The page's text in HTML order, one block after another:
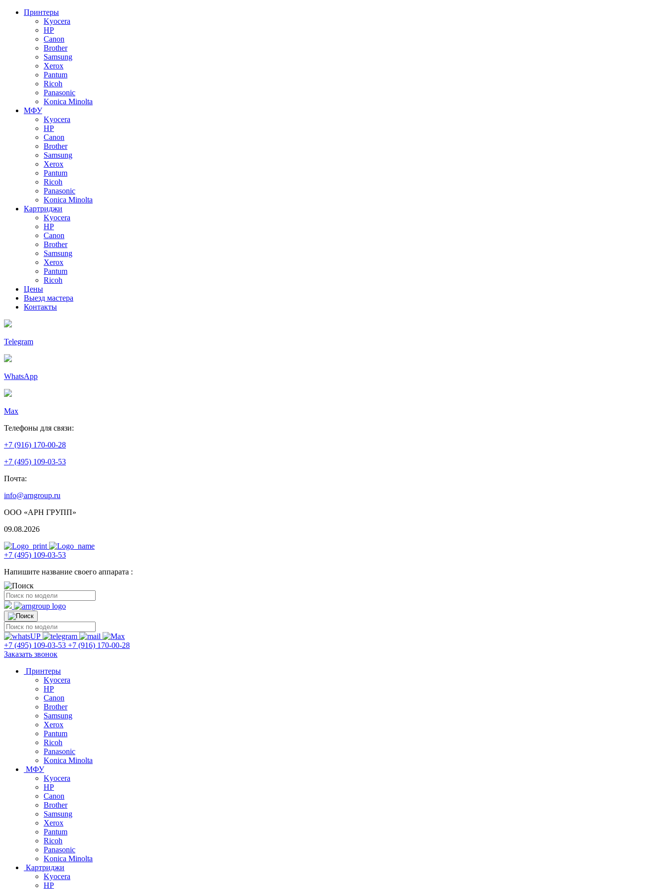
Принтеры
Kyocera
HP
Canon
Brother
Samsung
Xerox
Pantum
Ricoh
Panasonic
Konica Minolta
МФУ
Kyocera
HP
Canon
Brother
Samsung
Xerox
Pantum
Ricoh
Panasonic
Konica Minolta
Картриджи
Kyocera
HP
Canon
Brother
Samsung
Xerox
Pantum
Ricoh
Цены
Выезд мастера
Контакты
Telegram
WhatsApp
Max
Телефоны для связи:
+7 (916) 170-00-28
+7 (495) 109-03-53
Почта:
info@arngroup.ru
ООО «АРН ГРУПП»
09.08.2026
+7 (495) 109-03-53
Напишите название своего аппарата :
+7 (495) 109-03-53 +7 (916) 170-00-28
Заказать звонок
Принтеры
Kyocera
HP
Canon
Brother
Samsung
Xerox
Pantum
Ricoh
Panasonic
Konica Minolta
МФУ
Kyocera
HP
Canon
Brother
Samsung
Xerox
Pantum
Ricoh
Panasonic
Konica Minolta
Картриджи
Kyocera
HP